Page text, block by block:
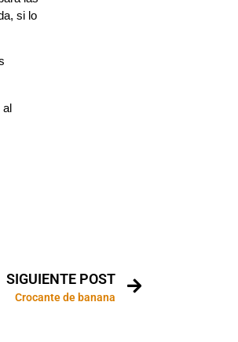
si lo
SIGUIENTE POST
Crocante de banana